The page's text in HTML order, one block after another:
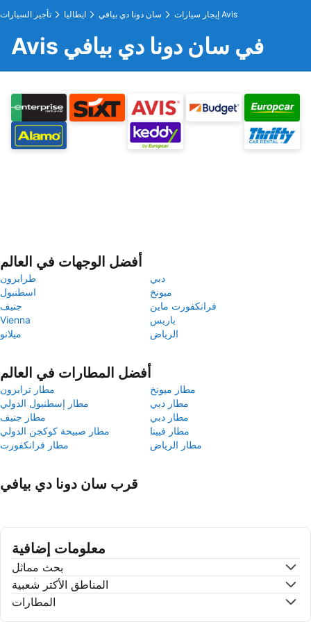
تأجير السيارات ايطاليا سان دونا دي بيافي إيجار سيارات Avis
Avis في سان دونا دي بيافي
أفضل الوجهات في العالم
طرابزون
دبي
اسطنبول
ميونخ
جنيف
فرانكفورت ماين
Vienna
باريس
ميلانو
الرياض
أفضل المطارات في العالم
مطار ترابزون
مطار ميونخ
مطار إسطنبول الدولي
مطار دبي
مطار جنيف
مطار دبي
مطار صبيحة كوكجن الدولي
مطار فيينا
مطار فرانكفورت
مطار الرياض
قرب سان دونا دي بيافي
معلومات إضافية
بحث مماثل
المناطق الأكتر شعبية
المطارات